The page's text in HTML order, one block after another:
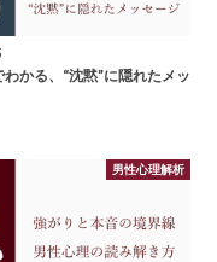
かる、“沈黙”に隠れたメッ
男性心理解析